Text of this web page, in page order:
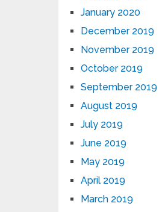
January 2020
December 2019
November 2019
October 2019
September 2019
August 2019
July 2019
June 2019
May 2019
April 2019
March 2019